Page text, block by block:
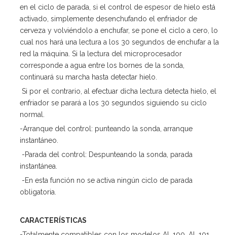
en el ciclo de parada, si el control de espesor de hielo está
activado, simplemente desenchufando el enfriador de
cerveza y volviéndolo a enchufar, se pone el ciclo a cero, lo
cual nos hará una lectura a los 30 segundos de enchufar a la
red la máquina. Si la lectura del microprocesador
corresponde a agua entre los bornes de la sonda,
continuará su marcha hasta detectar hielo.
Si por el contrario, al efectuar dicha lectura detecta hielo, el
enfriador se parará a los 30 segundos siguiendo su ciclo
normal.
-Arranque del control: punteando la sonda, arranque
instantáneo.
-Parada del control: Despunteando la sonda, parada
instantánea.
-En esta función no se activa ningún ciclo de parada
obligatoria.
CARACTERÍSTICAS